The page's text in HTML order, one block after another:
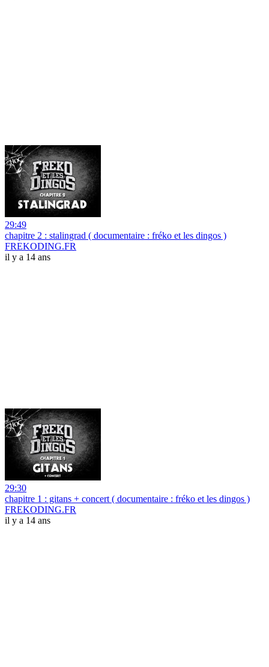
29:49
chapitre 2 : stalingrad ( documentaire : fréko et les dingos )
FREKODING.FR
il y a 14 ans
29:30
chapitre 1 : gitans + concert ( documentaire : fréko et les dingos )
FREKODING.FR
il y a 14 ans